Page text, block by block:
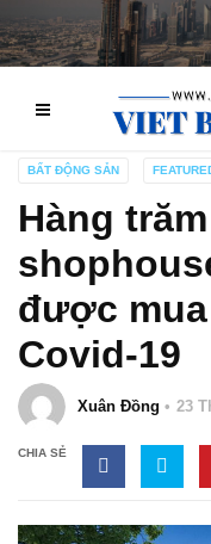
BẤT ĐỘNG SẢN
Hàng
được
Covid-19
Xuân Đồng 23
CHIA SẺ